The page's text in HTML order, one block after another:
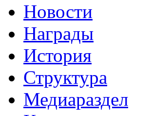
Новости
Награды
История
Структура
Медиараздел